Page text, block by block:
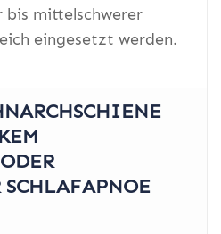
bis mittelschwerer
eingesetzt werden.
SCHLAFAPNOE